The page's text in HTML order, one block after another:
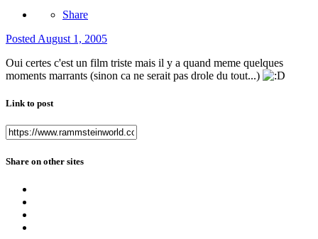
Share
Posted August 1, 2005
Oui certes c'est un film triste mais il y a quand meme quelques
moments marrants (sinon ca ne serait pas drole du tout...)
Link to post
Share on other sites